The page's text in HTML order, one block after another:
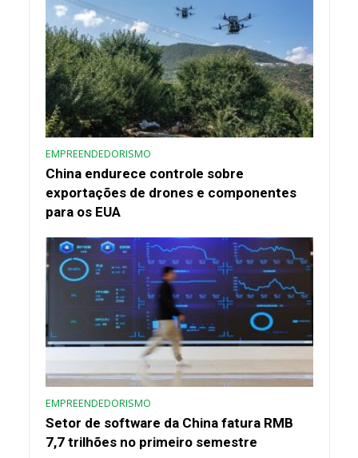
EMPREENDEDORISMO
China endurece controle sobre
exportações de drones e componentes
para os EUA
EMPREENDEDORISMO
Setor de software da China fatura RMB
7,7 trilhões no primeiro semestre